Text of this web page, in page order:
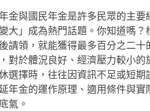
金與國民年金是許多民眾的主
大」成為熱門話題。你知道嗎
請領，就能獲得最多百分之二
對於體況良好、經濟壓力較小
選擇時，往往因資訊不足或短
年金的運作原理、適用條件與
氣。